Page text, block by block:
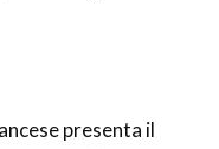
presenta il